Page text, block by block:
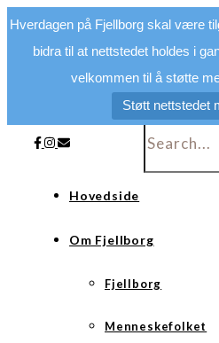
Hverdagen på Fjellborg skal være
bidra til at nettstedet holdes i
velkommen til å støtte
Støtt nettstedet
Hovedside
Om Fjellborg
Fjellborg
Menneskefolket